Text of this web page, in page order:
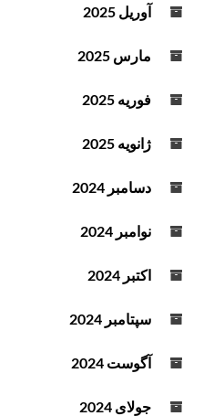
آوریل 2025
مارس 2025
فوریه 2025
ژانویه 2025
دسامبر 2024
نوامبر 2024
اکتبر 2024
سپتامبر 2024
آگوست 2024
جولای 2024